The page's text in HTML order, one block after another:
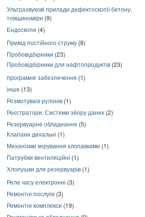
Ультразвукові прилади дефектоскопії бетону,
товщиноміри (9)
Ендоскопи (4)
Привід постійного струму (8)
Пробовідбірники (23)
Пробовідбірники для нафтопродуктів (23)
програмне забезпечення (1)
інше (13)
Розмотувачі рулонів (1)
Реєстратори. Системи збору даних (2)
Резервуарне обладнання (5)
Клапани дихальні (1)
Механізми керування хлопавками (1)
Патрубки вентиляційні (1)
Хлопушки для резервуарів (1)
Реле часу електронні (3)
Ремонтні послуги (3)
Ремонтні комплекси (19)